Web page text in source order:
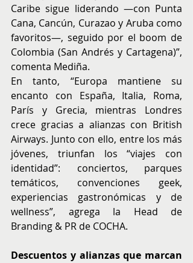
Caribe sigue liderando —con Punta
Cana, Cancún, Curazao y Aruba como
favoritos—, seguido por el boom de
Colombia (San Andrés y Cartagena)”,
comenta Mediña.
En tanto, “Europa mantiene su
encanto con España, Italia, Roma,
París y Grecia, mientras Londres
crece gracias a alianzas con British
Airways. Junto con ello, entre los más
jóvenes, triunfan los “viajes con
identidad”: conciertos, parques
temáticos, convenciones geek,
experiencias gastronómicas y de
wellness”, agrega la Head de
Branding & PR de COCHA.
Descuentos y alianzas que marcan